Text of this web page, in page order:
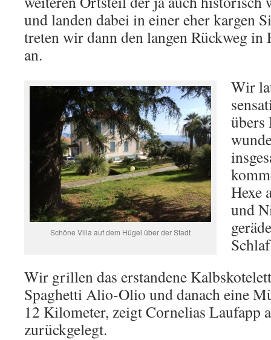
und landen dabei in einer eher kargen
treten wir dann den langen Rückweg
an.
Schöne Villa auf dem Hügel über der Stadt
Wir
übers
Hexe
und
Wir grillen das erstandene
Spaghetti Alio-Olio und danach eine
12 Kilometer, zeigt Cornelias Laufapp
zurückgelegt.